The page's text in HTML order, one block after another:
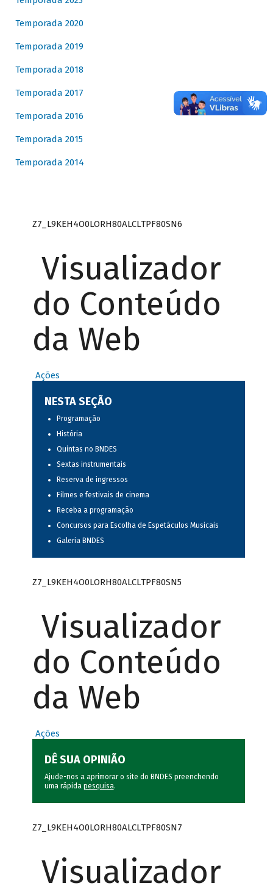
Temporada 2020
Temporada 2019
Temporada 2018
Temporada 2017
Temporada 2016
Temporada 2015
Temporada 2014
Z7_L9KEH4O0LORH80ALCLTPF80SN6
Visualizador
do Conteúdo
da Web
Ações
NESTA SEÇÃO
Programação
História
Quintas no BNDES
Sextas instrumentais
Reserva de ingressos
Filmes e festivais de cinema
Receba a programação
Concursos para Escolha de Espetáculos Musicais
Galeria BNDES
Z7_L9KEH4O0LORH80ALCLTPF80SN5
Visualizador
do Conteúdo
da Web
Ações
DÊ SUA OPINIÃO
Ajude-nos a aprimorar o site do BNDES preenchendo
uma rápida pesquisa.
Z7_L9KEH4O0LORH80ALCLTPF80SN7
Visualizador